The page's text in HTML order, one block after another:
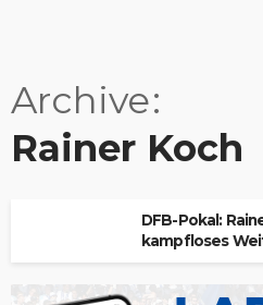
Archive
Rainer Koch
DFB-Pokal:
kampfloses